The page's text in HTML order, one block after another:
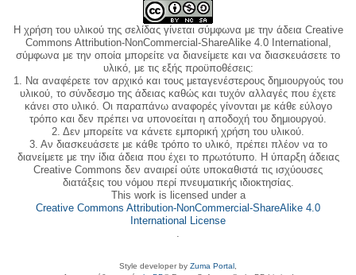
Η χρήση του υλικού της σελίδας γίνεται σύμφωνα με την άδεια Creative
Commons Attribution-NonCommercial-ShareAlike 4.0 International,
σύμφωνα με την οποία μπορείτε να διανείμετε και να διασκευάσετε το
υλικό, με τις εξής προϋποθέσεις:
1. Να αναφέρετε τον αρχικό και τους μεταγενέστερους δημιουργούς του
υλικού, το σύνδεσμο της άδειας καθώς και τυχόν αλλαγές που έχετε
κάνει στο υλικό. Οι παραπάνω αναφορές γίνονται με κάθε εύλογο
τρόπο και δεν πρέπει να υπονοείται η αποδοχή του δημιουργού.
2. Δεν μπορείτε να κάνετε εμπορική χρήση του υλικού.
3. Αν διασκευάσετε με κάθε τρόπο το υλικό, πρέπει πλέον να το
διανείμετε με την ίδια άδεια που έχει το πρωτότυπο. Η ύπαρξη άδειας
Creative Commons δεν αναιρεί ούτε υποκαθιστά τις ισχύουσες
διατάξεις του νόμου περί πνευματικής ιδιοκτησίας.
This work is licensed under a
Creative Commons Attribution-NonCommercial-ShareAlike 4.0
International License
.
Style developer by Zuma Portal